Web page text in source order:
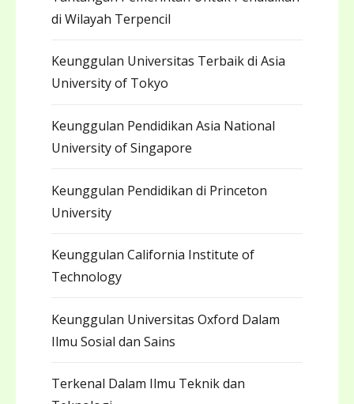
di Wilayah Terpencil
Keunggulan Universitas Terbaik di Asia
University of Tokyo
Keunggulan Pendidikan Asia National
University of Singapore
Keunggulan Pendidikan di Princeton
University
Keunggulan California Institute of
Technology
Keunggulan Universitas Oxford Dalam
Ilmu Sosial dan Sains
Terkenal Dalam Ilmu Teknik dan